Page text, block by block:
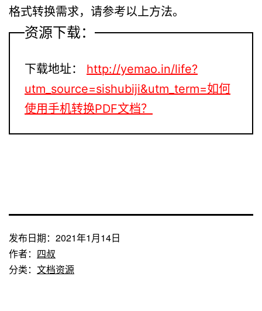
格式转换需求，请参考以上方法。
资源下载：
下载地址：
http://yemao.in/life?
utm_source=sishubiji&utm_term=如何
使用手机转换PDF文档？
发布日期： 2021年1月14日
作者： 四叔
分类： 文档资源